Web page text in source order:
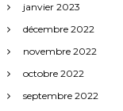
janvier 2023
décembre 2022
novembre 2022
octobre 2022
septembre 2022